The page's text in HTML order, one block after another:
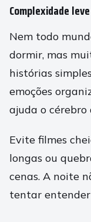
Complexidade
Nem todo
dormir, mas
histórias
emoções
ajuda o
Evite filmes
longas ou
cenas. A noite
tentar